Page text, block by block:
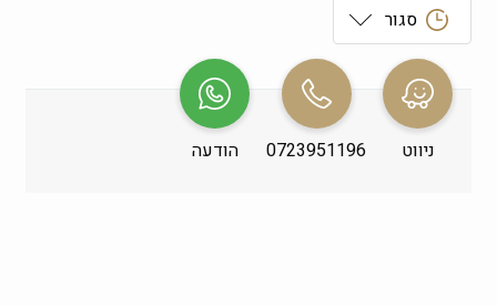
סגור
ראשון
שני
09:00-19:00
שלישי
ניווט 0723951196 הודעה